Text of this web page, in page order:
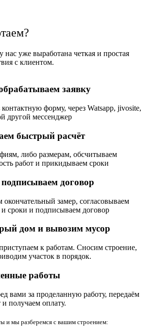
нас уже выработана четкая и простая
с клиентом.
заявку
контактную форму, через Watsapp, jivosite,
другой мессенджер
быстрый расчёт
либо размерам, обсчитываем
работ и прикидываем сроки
договор
замер, согласовываем
сроки и подписываем договор
дом и вывозим мусор
к работам. Сносим строение,
участок в порядок.
работы
вами за проделанную работу, передаём
получаем оплату.
и мы разберемся с вашим строением: